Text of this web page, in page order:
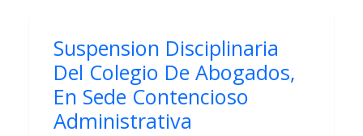
Suspension Disciplinaria
Del Colegio De Abogados,
En Sede Contencioso
Administrativa